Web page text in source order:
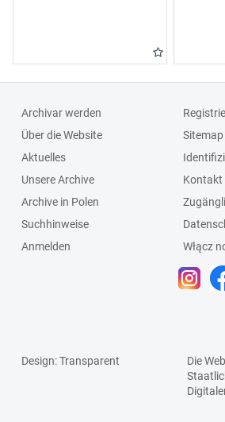
Archivar werden
Über die Website
Aktuelles
Unsere Archive
Archive in Polen
Suchhinweise
Anmelden
Sitemap
Kontakt
Włącz
Design: Transparent
Die